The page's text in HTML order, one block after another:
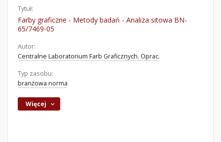
Tytuł:
Farby graficzne - Metody badań - Analiza sitowa BN-
65/7469-05
Autor:
Centralne Laboratorium Farb Graficznych. Oprac.
Typ zasobu:
branżowa norma
Więcej